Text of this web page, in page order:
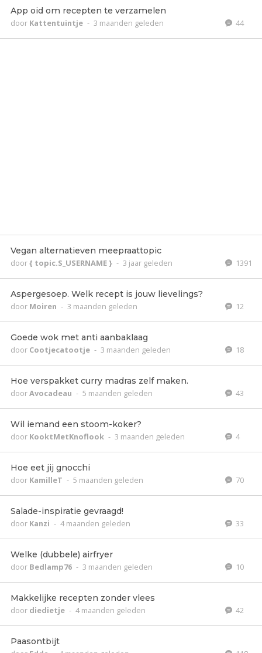
App oid om recepten te verzamelen
door Kattentuintje - 3 maanden geleden 44
Vegan alternatieven meepraattopic
door{ topic.S_USERNAME } - 3 jaar geleden 1391
Aspergesoep. Welk recept is jouw lievelings?
door Moiren - 3 maanden geleden 12
Goede wok met anti aanbaklaag
door Cootjecatootje - 3 maanden geleden 18
Hoe verspakket curry madras zelf maken.
doorAvocadeau - 5 maanden geleden 43
Wil iemand een stoom-koker?
door KooktMetKnoflook - 3 maanden geleden 4
Hoe eet jij gnocchi
door KamilleT - 5 maanden geleden 70
Salade-inspiratie gevraagd!
door Kanzi - 4 maanden geleden 33
Welke (dubbele) airfryer
door Bedlamp76 - 3 maanden geleden 10
Makkelijke recepten zonder vlees
door diedietje - 4 maanden geleden 42
Paasontbijt